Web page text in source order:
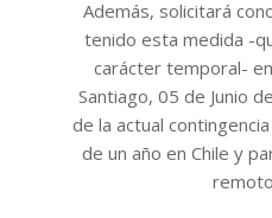
05
Además, solicitará
tenido esta medida -
carácter temporal-
Santiago, 05 de Junio
de la actual
de un año en Chile y